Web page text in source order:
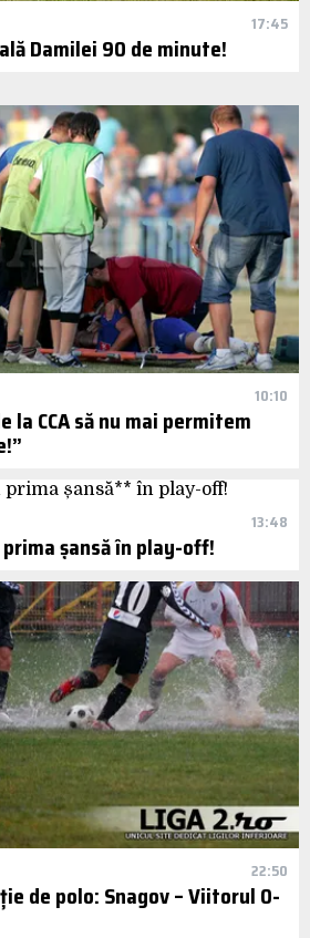
17:45
Damilei 90 de minute!
10:10
la CCA să nu mai permitem
13:48
șansă în play-off!
22:50
de polo: Snagov – Viitorul 0-